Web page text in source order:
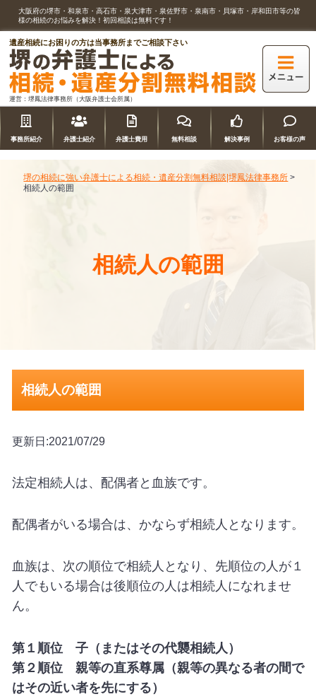
大阪府の堺市・和泉市・高石市・泉大津市・泉佐野市・泉南市・貝塚市・岸和田市等の皆
様の相続のお悩みを解決！初回相談は無料です！
遺産相続にお困りの方は当事務所までご相談下さい
運営：堺鳳法律事務所（大阪弁護士会所属）
事務所紹介 弁護士紹介 弁護士費用 無料相談 解決事例 お客様の声
堺の相続に強い弁護士による相続・遺産分割無料相談|堺鳳法律事務所 >
相続人の範囲
相続人の範囲
相続人の範囲
更新日:2021/07/29
法定相続人は、配偶者と血族です。
配偶者がいる場合は、かならず相続人となります。
血族は、次の順位で相続人となり、先順位の人が１
人でもいる場合は後順位の人は相続人になれませ
ん。
第１順位 子（またはその代襲相続人）
第２順位 親等の直系尊属（親等の異なる者の間で
はその近い者を先にする）